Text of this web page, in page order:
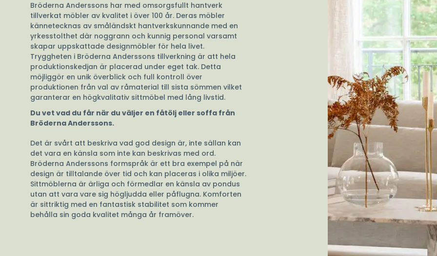
Bröderna Anderssons har med omsorgsfullt hantverk
tillverkat möbler av kvalitet i över 100 år. Deras möbler
kännetecknas av småländskt hantverkskunnande med en
yrkesstolthet där noggrann och kunnig personal varsamt
skapar uppskattade designmöbler för hela livet.
Tryggheten i Bröderna Anderssons tillverkning är att hela
produktionskedjan är placerad under eget tak. Detta
möjliggör en unik överblick och full kontroll över
produktionen från val av råmaterial till sista sömmen vilket
garanterar en högkvalitativ sittmöbel med lång livstid.
Du vet vad du får när du väljer en fåtölj eller soffa från
Bröderna Anderssons.
Det är svårt att beskriva vad god design är, inte sällan kan
det vara en känsla som inte kan beskrivas med ord.
Bröderna Anderssons formspråk är ett bra exempel på när
design är tilltalande över tid och kan placeras i olika miljöer.
Sittmöblerna är ärliga och förmedlar en känsla av pondus
utan att vara vare sig högljudda eller påflugna. Komforten
är sittriktig med en fantastisk stabilitet som kommer
behålla sin goda kvalitet många år framöver.